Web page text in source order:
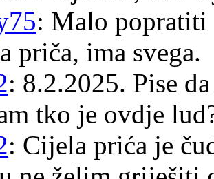
: Malo popratiti
priča, ima svega.
: 8.2.2025. Pise
tko je ovdje
: Cijela prića je